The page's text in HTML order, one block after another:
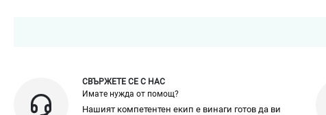
СВЪРЖЕТЕ СЕ С НАС
Имате нужда от помощ?
Нашият компетентен екип е винаги готов да ви